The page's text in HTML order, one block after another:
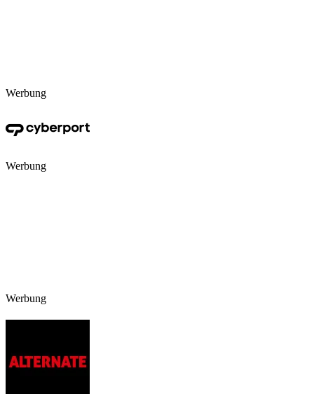
Werbung
Werbung
Werbung